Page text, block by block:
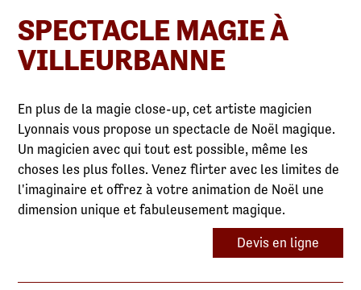
SPECTACLE MAGIE À
VILLEURBANNE
En plus de la magie close-up, cet artiste magicien
Lyonnais vous propose un spectacle de Noël magique.
Un magicien avec qui tout est possible, même les
choses les plus folles. Venez flirter avec les limites de
l'imaginaire et offrez à votre animation de Noël une
dimension unique et fabuleusement magique.
Devis en ligne